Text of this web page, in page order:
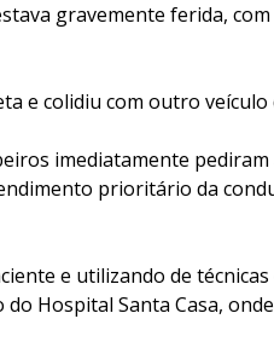
gravemente ferida,
e colidiu com outro
imediatamente
prioritário da
e utilizando de
Hospital Santa Casa,